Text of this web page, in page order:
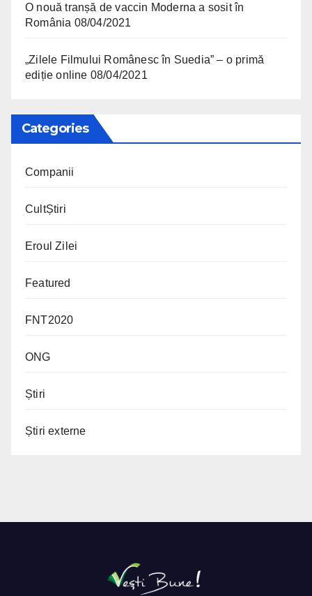
O nouă tranșă de vaccin Moderna a sosit în
România 08/04/2021
„Zilele Filmului Românesc în Suedia” – o primă
ediție online 08/04/2021
Categories
Companii
CultȘtiri
Eroul Zilei
Featured
FNT2020
ONG
Știri
Știri externe